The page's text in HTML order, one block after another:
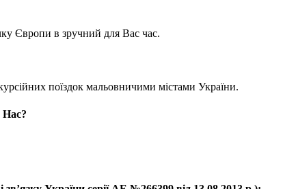
Європи в зручний для Вас час.
поїздок мальовничими містами України.
Нас?